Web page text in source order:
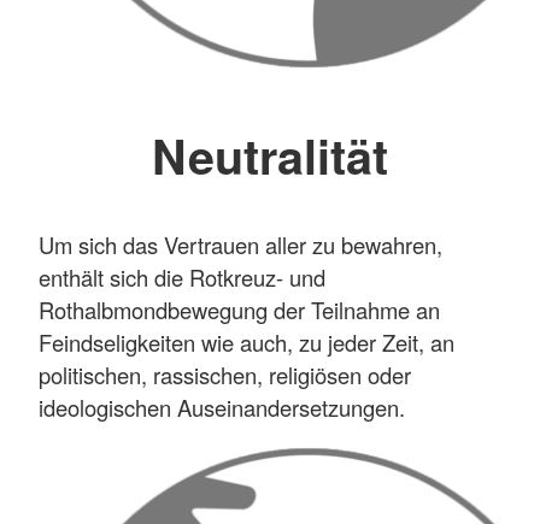
Neutralität
Um sich das Vertrauen aller zu bewahren,
enthält sich die Rotkreuz- und
Rothalbmondbewegung der Teilnahme an
Feindseligkeiten wie auch, zu jeder Zeit, an
politischen, rassischen, religiösen oder
ideologischen Auseinandersetzungen.